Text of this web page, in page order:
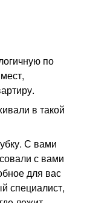
по
в такой
С вами
с вами
для вас
специалист,